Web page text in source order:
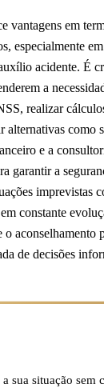
vantagens em
especialmente
acidente. É
a
realizar
alternativas como
e a
garantir a
imprevistas
constante
o aconselhamento
de decisões
sua situação sem